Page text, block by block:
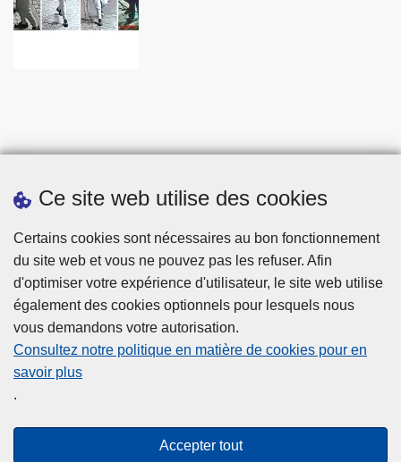
Ce site web utilise des cookies
Certains cookies sont nécessaires au bon fonctionnement
du site web et vous ne pouvez pas les refuser. Afin
d'optimiser votre expérience d'utilisateur, le site web utilise
également des cookies optionnels pour lesquels nous
vous demandons votre autorisation.
Consultez notre politique en matière de cookies pour en
savoir plus
.
Accepter tout
Statistiques
Cookies